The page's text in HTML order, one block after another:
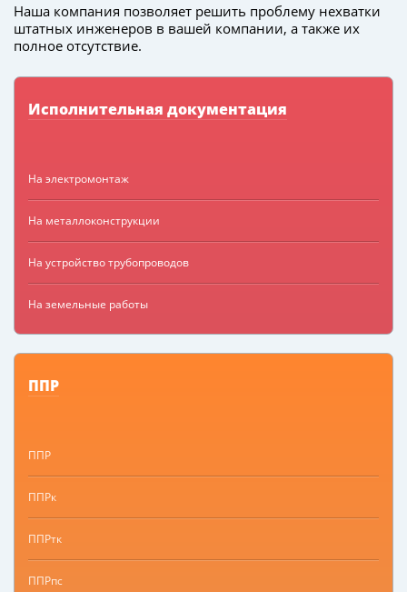
Наша компания позволяет решить проблему нехватки
штатных инженеров в вашей компании, а также их
полное отсутствие.
Исполнительная документация
На электромонтаж
На металлоконструкции
На устройство трубопроводов
На земельные работы
ППР
ППР
ППРк
ППРтк
ППРпс